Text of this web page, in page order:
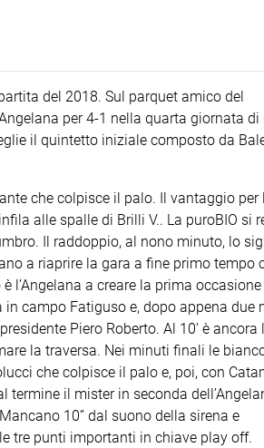
del 2018. Sul parquet amico del
per 4-1 nella quarta giornata
il quintetto iniziale composto da
che colpisce il palo. Il vantaggio per
alle spalle di Brilli V.. La puroBIO si
Il raddoppio, al nono minuto, lo
a riaprire la gara a fine primo tempo
l’Angelana a creare la prima
campo Fatiguso e, dopo appena due
Piero Roberto. Al 10’ è ancora
la traversa. Nei minuti finali le
che colpisce il palo e, poi, con
termine il mister in seconda
10’’ dal suono della sirena e
tre punti importanti in chiave play off.